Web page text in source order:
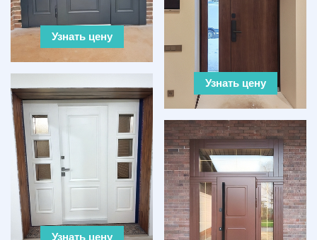
Узнать цену
Узнать цену
Узнать цену